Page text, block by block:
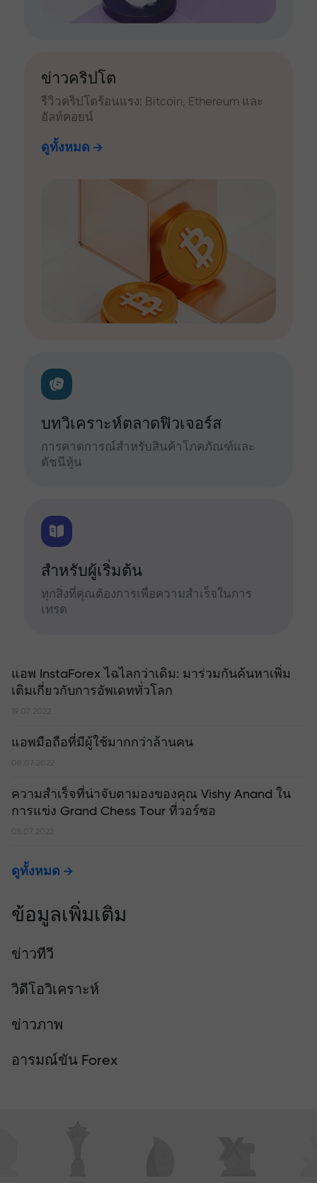
ข่าวคริปโต
รีวิวคริปโตร้อนแรง: Bitcoin, Ethereum และ
อัลท์คอยน์
ดูทั้งหมด
บทวิเคราะห์ตลาดฟิวเจอร์ส
การคาดการณ์สำหรับสินค้าโภคภัณฑ์และ
ดัชนีหุ้น
สำหรับผู้เริ่มต้น
ทุกสิ่งที่คุณต้องการเพื่อความสำเร็จในการ
เทรด
แอพ InstaForex ไฉไลกว่าเดิม: มาร่วมกันค้นหาเพิ่ม
เติมเกี่ยวกับการอัพเดททั่วโลก
19.07.2022
แอพมือถือที่มีผู้ใช้มากกว่าล้านคน
08.07.2022
ความสำเร็จที่น่าจับตามองของคุณ Vishy Anand ใน
การแข่ง Grand Chess Tour ที่วอร์ซอ
ดูทั้งหมด
ข้อมูลเพิ่มเติม
ข่าวทีวี
วิดีโอวิเคราะห์
ข่าวภาพ
อารมณ์ขัน Forex